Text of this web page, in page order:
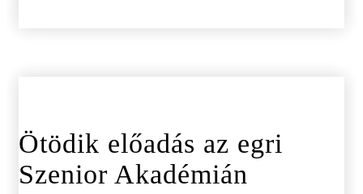
Ötödik előadás az egri
Szenior Akadémián